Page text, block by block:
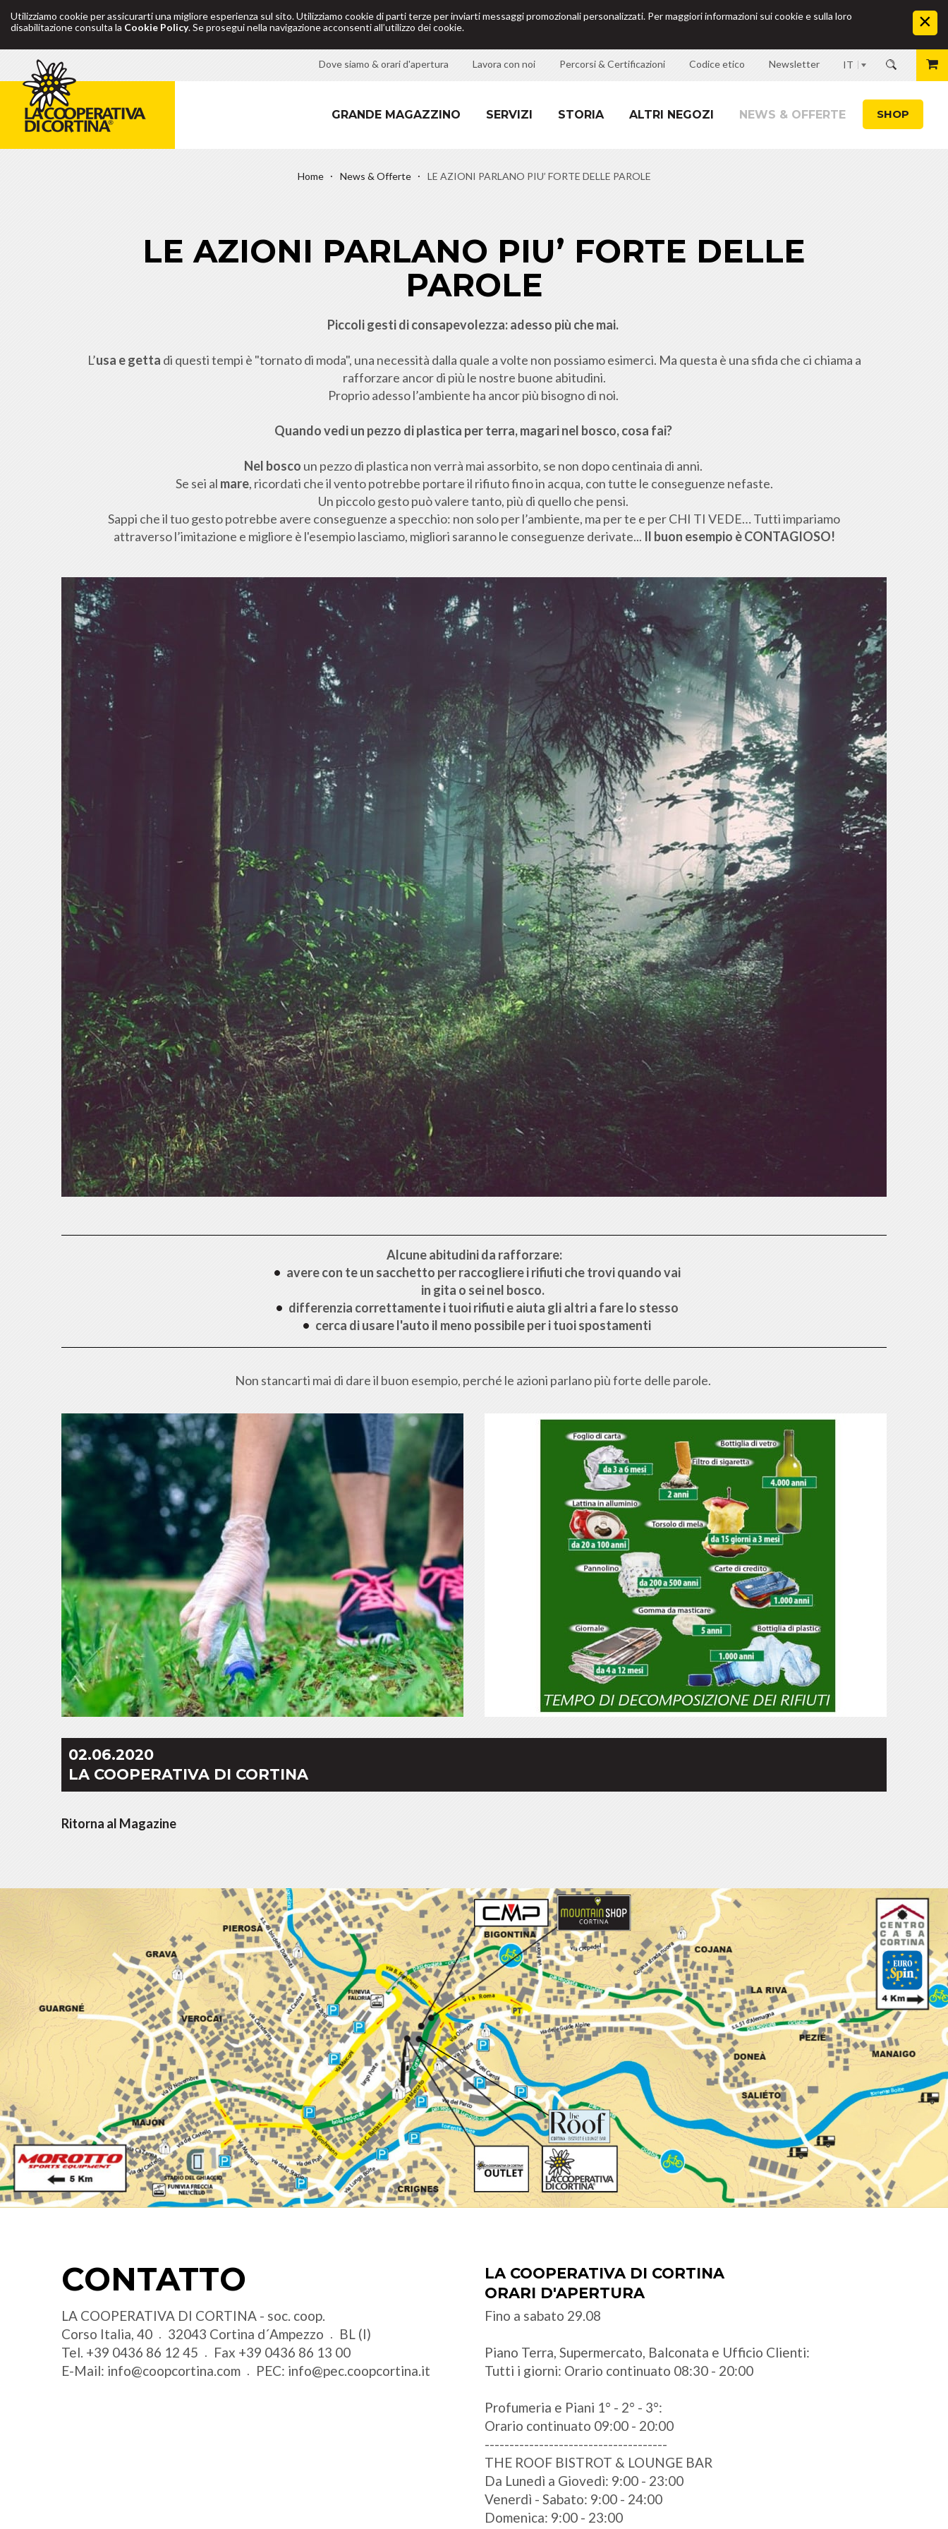
Utilizziamo cookie per assicurarti una migliore esperienza sul sito. Utilizziamo cookie di parti terze per inviarti messaggi promozionali personalizzati. Per maggiori informazioni sui cookie e sulla loro
disabilitazione consulta la Cookie Policy. Se prosegui nella navigazione acconsenti all’utilizzo dei cookie.
IT
Dove siamo & orari d'apertura Lavora con noi Percorsi & Certificazioni Codice etico Newsletter
GRANDE MAGAZZINO SERVIZI STORIA ALTRI NEGOZI NEWS & OFFERTE
Home News & Offerte LE AZIONI PARLANO PIU’ FORTE DELLE PAROLE
SHOP
LE AZIONI PARLANO PIU’ FORTE DELLE
PAROLE
Piccoli gesti di consapevolezza: adesso più che mai.
L’usa e getta di questi tempi è "tornato di moda", una necessità dalla quale a volte non possiamo esimerci. Ma questa è una sfida che ci chiama a
rafforzare ancor di più le nostre buone abitudini.
Proprio adesso l’ambiente ha ancor più bisogno di noi.
Quando vedi un pezzo di plastica per terra, magari nel bosco, cosa fai?
Nel bosco un pezzo di plastica non verrà mai assorbito, se non dopo centinaia di anni.
Se sei al mare, ricordati che il vento potrebbe portare il rifiuto fino in acqua, con tutte le conseguenze nefaste.
Un piccolo gesto può valere tanto, più di quello che pensi.
Sappi che il tuo gesto potrebbe avere conseguenze a specchio: non solo per l’ambiente, ma per te e per CHI TI VEDE… Tutti impariamo
attraverso l’imitazione e migliore è l'esempio lasciamo, migliori saranno le conseguenze derivate... Il buon esempio è CONTAGIOSO!
Alcune abitudini da rafforzare:
avere con te un sacchetto per raccogliere i rifiutiche trovi quando vai
in gita o sei nel bosco.
differenzia correttamentei tuoi rifiuti e aiuta gli altri a fare lo stesso
cerca diusare l'auto il meno possibileper i tuoi spostamenti
Non stancarti mai di dare il buon esempio, perché le azioni parlano più forte delle parole.
02.06.2020
LA COOPERATIVA DI CORTINA
Ritorna al Magazine
CONTATTO
LA COOPERATIVA DI CORTINA - soc. coop.
Corso Italia, 40
32043 Cortina d´Ampezzo
BL (I)
Tel. +39 0436 86 12 45 Fax +39 0436 86 13 00
E-Mail: info@coopcortina.com PEC: info@pec.coopcortina.it
LA COOPERATIVA DI CORTINA
ORARI D'APERTURA
Fino a sabato 29.08
Piano Terra, Supermercato, Balconata e Ufficio Clienti:
Tutti i giorni: Orario continuato 08:30 - 20:00
Profumeria e Piani 1° - 2° - 3°:
Orario continuato 09:00 - 20:00
-------------------------------------
THE ROOF BISTROT & LOUNGE BAR
Da Lunedì a Giovedì: 9:00 - 23:00
Venerdì - Sabato: 9:00 - 24:00
Domenica: 9:00 - 23:00